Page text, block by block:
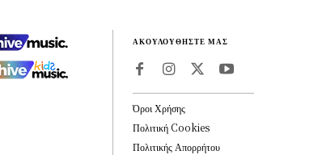
ΑΚΟΥΛΟΥΘΗΣΤΕ ΜΑΣ
Όροι Χρήσης
Πολιτική Cookies
Πολιτικής Απορρήτου